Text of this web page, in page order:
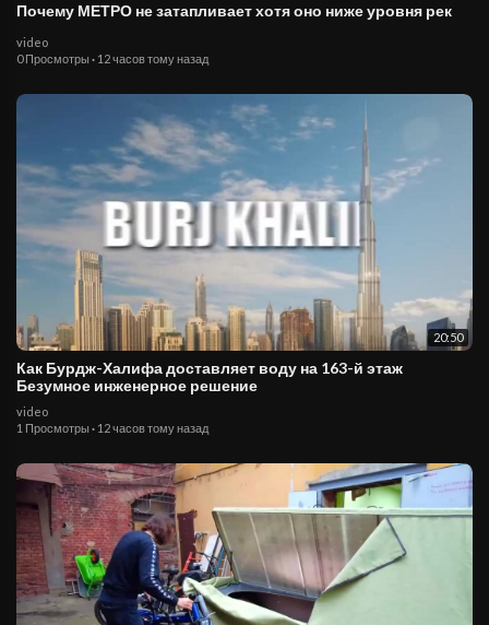
Почему МЕТРО не затапливает хотя оно ниже уровня рек
video
0 Просмотры · 12 часов тому назад
20:50
Как Бурдж-Халифа доставляет воду на 163-й этаж
Безумное инженерное решение
video
1 Просмотры · 12 часов тому назад